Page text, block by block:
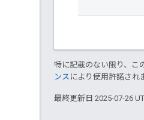
特に記載のない限り、こ
ンス により使用許諾され
最終更新日 2025-07-26